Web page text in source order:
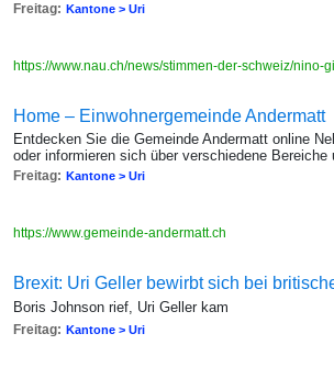
Freitag: Kantone > Uri
https://www.nau.ch/news/stimmen-der-schweiz/
Home – Einwohnergemeinde Andermatt
Entdecken Sie die Gemeinde Andermatt online
oder informieren sich über verschiedene Bereiche
Freitag: Kantone > Uri
https://www.gemeinde-andermatt.ch
Brexit: Uri Geller bewirbt sich bei
Boris Johnson rief, Uri Geller kam
Freitag: Kantone > Uri